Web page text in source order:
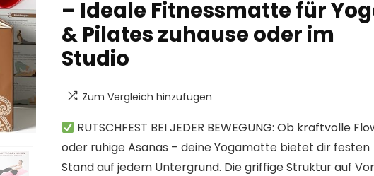
– Ideale Fitnessmatte für
& Pilates zuhause oder im
Studio
Zum Vergleich hinzufügen
RUTSCHFEST BEI JEDER BEWEGUNG: Ob kraftvolle
oder ruhige Asanas – deine Yogamatte bietet dir festen
Stand auf jedem Untergrund. Die griffige Struktur auf